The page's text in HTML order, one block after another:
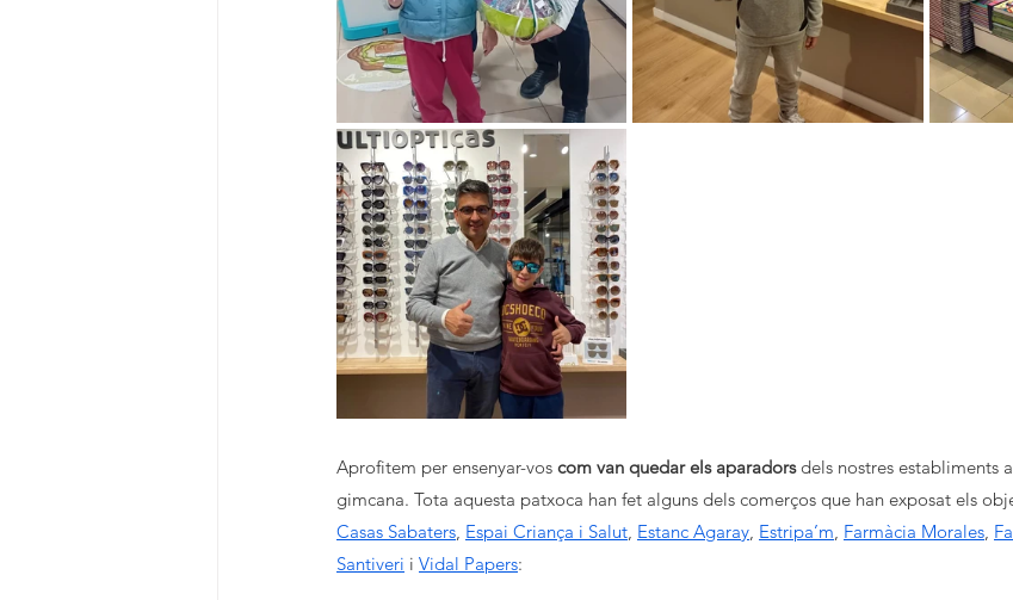
Aprofitem per ensenyar-vos com van quedar els aparadors dels nostres establiments
gimcana. Tota aquesta patxoca han fet alguns dels comerços que han exposat els
Casas Sabaters, Espai Criança i Salut, Estanc Agaray, Estripa’m, Farmàcia Morales,
Santiveri i Vidal Papers: